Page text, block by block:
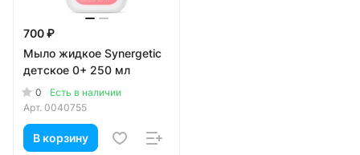
700 ₽
Мыло жидкое Synergetic
детское 0+ 250 мл
0
Есть в наличии
Арт. 0040755
В корзину